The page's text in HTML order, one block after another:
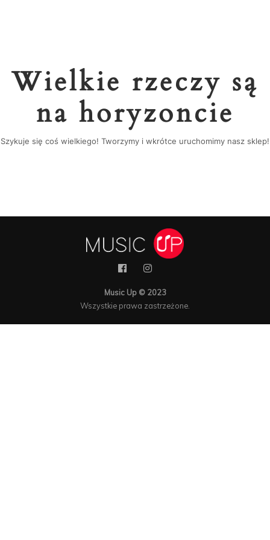
Wielkie rzeczy są
na horyzoncie
Szykuje się coś wielkiego! Tworzymy i wkrótce uruchomimy nasz sklep!
Music Up © 2023
Wszystkie prawa zastrzeżone.